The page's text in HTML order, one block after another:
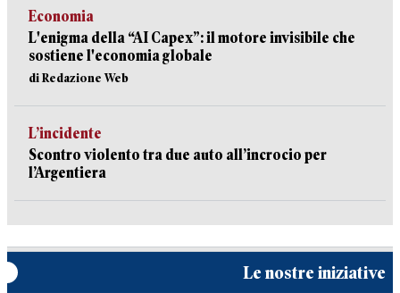
Economia
L'enigma della “AI Capex”: il motore invisibile che
sostiene l'economia globale
di Redazione Web
L’incidente
Scontro violento tra due auto all’incrocio per
l’Argentiera
Le nostre iniziative